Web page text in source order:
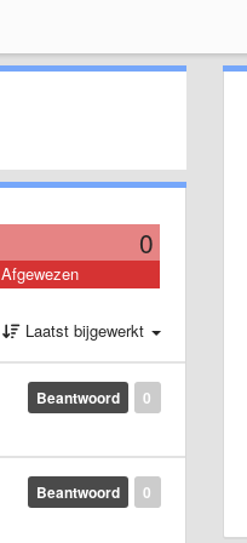
0
Afgewezen
Laatst bijgewerkt
0
Beantwoord
0
Beantwoord